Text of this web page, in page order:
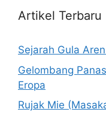
Artikel Terbaru
Sejarah Gula
Gelombang
Eropa
Rujak Mie